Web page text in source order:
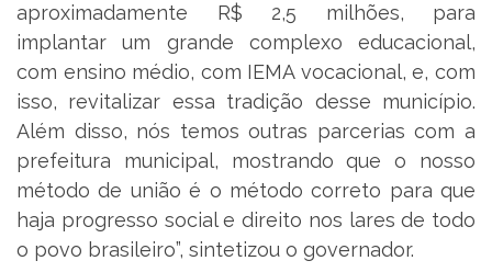
aproximadamente R$ 2,5 milhões, para
implantar um grande complexo educacional,
com ensino médio, com IEMA vocacional, e, com
isso, revitalizar essa tradição desse município.
Além disso, nós temos outras parcerias com a
prefeitura municipal, mostrando que o nosso
método de união é o método correto para que
haja progresso social e direito nos lares de todo
o povo brasileiro”, sintetizou o governador.